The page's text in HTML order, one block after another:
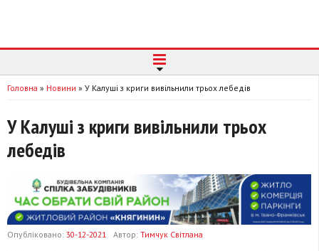
Головна » Новини » У Калуші з криги вивільнили трьох лебедів
У Калуші з криги вивільнили трьох
лебедів
Опубліковано: 30-12-2021 Автор: Тимчук Світлана